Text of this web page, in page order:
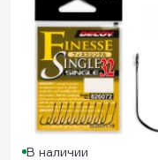
В наличии